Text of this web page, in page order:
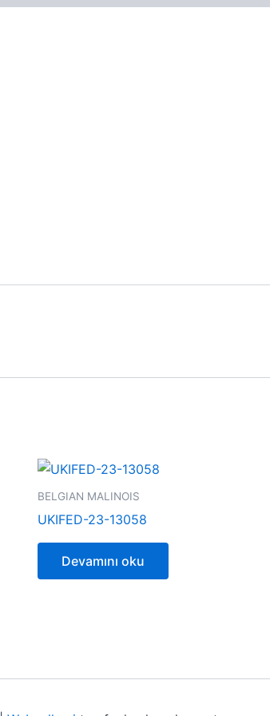
BELGIAN MALINOIS
UKIFED-23-13058
Devamını oku